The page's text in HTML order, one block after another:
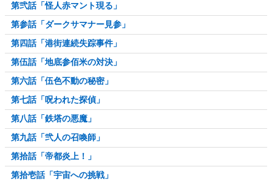
第弐話「怪人赤マント現る」
第参話「ダークサマナー見参」
第四話「港街連続失踪事件」
第伍話「地底参佰米の対決」
第六話「伍色不動の秘密」
第七話「呪われた探偵」
第八話「鉄塔の悪魔」
第九話「弐人の召喚師」
第拾話「帝都炎上！」
第拾壱話「宇宙への挑戦」